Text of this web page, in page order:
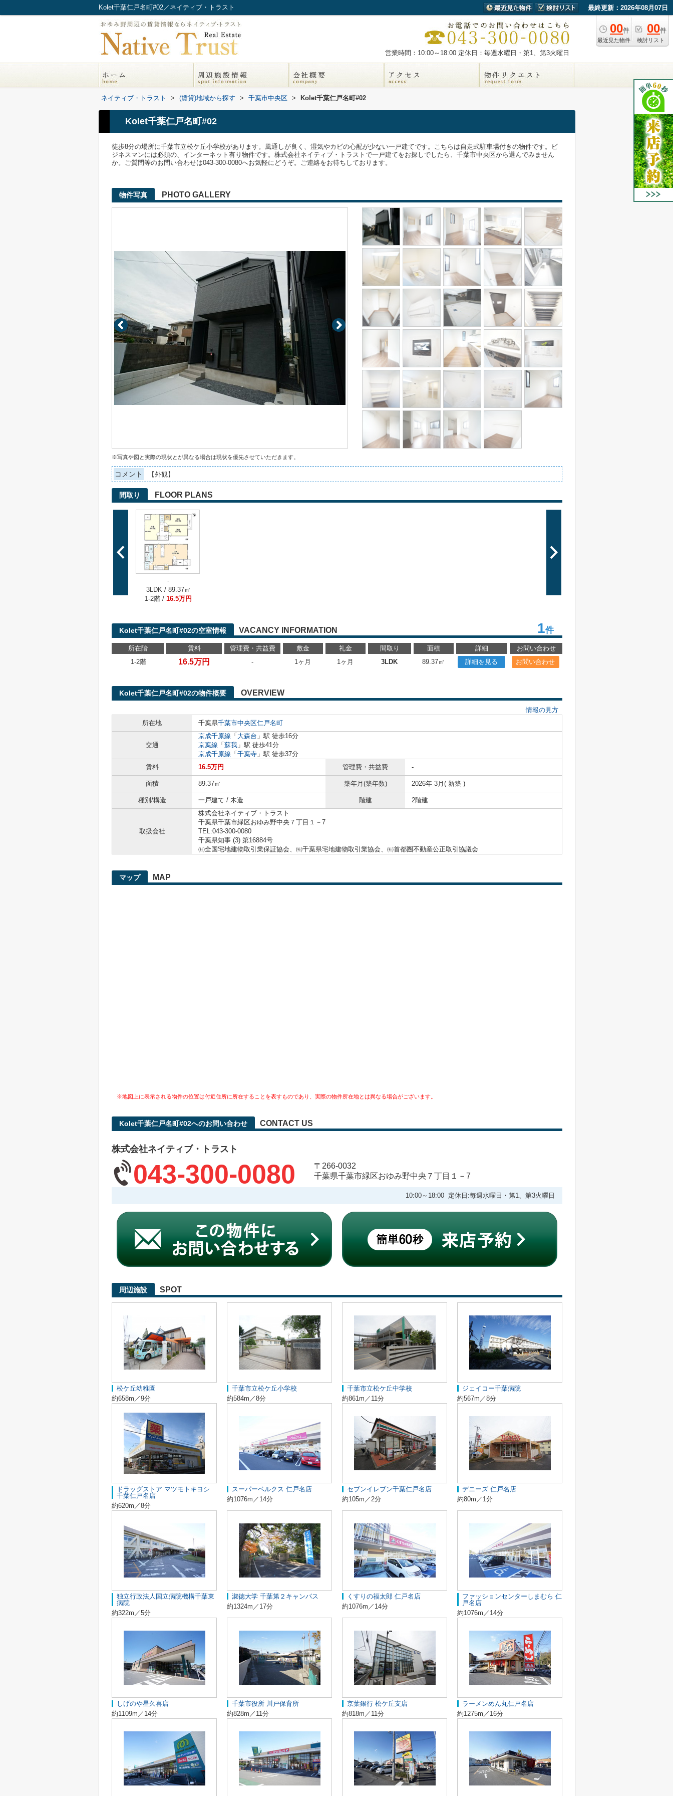
Kolet千葉仁戸名町#02／ネイティブ・トラスト 最終更新：2026年08月07日
00件
最近見た物件
00件
検討リスト
営業時間：10:00～18:00 定休日：毎週水曜日・第1、第3火曜日
ネイティブ・トラスト > (賃貸)地域から探す > 千葉市中央区 > Kolet千葉仁戸名町#02
Kolet千葉仁戸名町#02
徒歩8分の場所に千葉市立松ケ丘小学校があります。風通しが良く、湿気やカビの心配が少ない一戸建てです。こちらは自走式駐車場付きの物件です。ビ
ジネスマンには必須の、インターネット有り物件です。株式会社ネイティブ・トラストで一戸建てをお探しでしたら、千葉市中央区から選んでみません
か。ご質問等のお問い合わせは043-300-0080へお気軽にどうぞ。ご連絡をお待ちしております。
物件写真 PHOTO GALLERY
※写真や図と実際の現状とが異なる場合は現状を優先させていただきます。
コメント 【外観】
間取り FLOOR PLANS
-
3LDK / 89.37㎡
1-2階 / 16.5万円
Kolet千葉仁戸名町#02の空室情報 VACANCY INFORMATION 1件
所在階 賃料 管理費・共益費 敷金 礼金 間取り 面積 詳細
お問い合わせ
1-2階
16.5万円 - 1ヶ月 1ヶ月 3LDK 89.37㎡ 詳細を見る お問い合わせ
Kolet千葉仁戸名町#02の物件概要 OVERVIEW
情報の見方
所在地
千葉県千葉市中央区仁戸名町
交通
京成千原線 「 大森台 」駅 徒歩16分
京葉線 「 蘇我 」駅 徒歩41分
京成千原線 「 千葉寺 」駅 徒歩37分
賃料
16.5万円 管理費・共益費 -
面積 89.37㎡ 築年月(築年数) 2026年 3月( 新築 )
種別/構造 一戸建て / 木造 階建 2階建
取扱会社
株式会社ネイティブ・トラスト
千葉県千葉市緑区おゆみ野中央７丁目１－7
TEL:043-300-0080
千葉県知事 (3) 第16884号
㈳全国宅地建物取引業保証協会、㈳千葉県宅地建物取引業協会、㈳首都圏不動産公正取引協議会
マップ MAP
※地図上に表示される物件の位置は付近住所に所在することを表すものであり、実際の物件所在地とは異なる場合がございます。
Kolet千葉仁戸名町#02へのお問い合わせ CONTACT US
株式会社ネイティブ・トラスト
043-300-0080
〒266-0032
千葉県千葉市緑区おゆみ野中央７丁目１－7
10:00～18:00 定休日:毎週水曜日・第1、第3火曜日
周辺施設 SPOT
松ケ丘幼稚園
約658m／9分
千葉市立松ケ丘小学校
約584m／8分
千葉市立松ケ丘中学校
約861m／11分
ジェイコー千葉病院
約567m／8分
ドラッグストア マツモトキヨシ
千葉仁戸名店
約620m／8分
スーパーベルクス 仁戸名店
約1076m／14分
セブンイレブン千葉仁戸名店
約105m／2分
デニーズ 仁戸名店
約80m／1分
独立行政法人国立病院機構千葉東
病院
約322m／5分
淑徳大学 千葉第２キャンパス
約1324m／17分
くすりの福太郎 仁戸名店
約1076m／14分
ファッションセンターしまむら 仁
戸名店
約1076m／14分
しげのや星久喜店
約1109m／14分
千葉市役所 川戸保育所
約828m／11分
京葉銀行 松ケ丘支店
約818m／11分
ラーメンめん丸仁戸名店
約1275m／16分